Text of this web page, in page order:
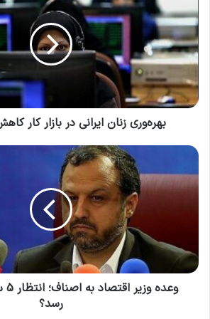
در همین راستا نرخ سود بین بانکی
نسبت
داشته است.
بهره‌وری زنان ایرانی در بازار کار
رسد؟